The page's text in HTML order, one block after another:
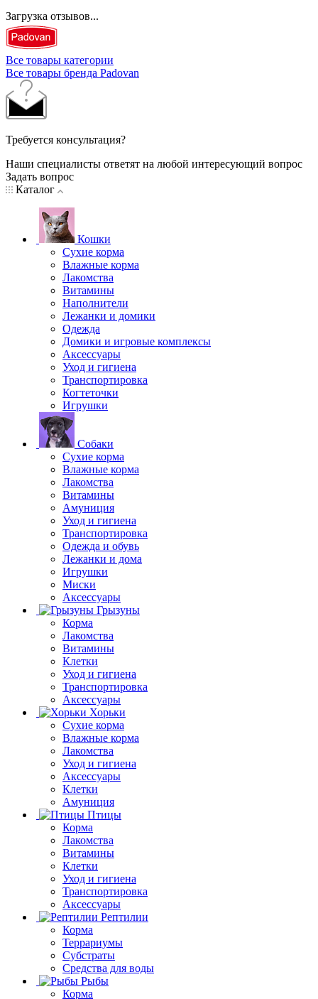
Загрузка отзывов...
Все товары категории
Все товары бренда Padovan
Требуется консультация?
Наши специалисты ответят на любой интересующий вопрос
Задать вопрос
Каталог
Кошки
Сухие корма
Влажные корма
Лакомства
Витамины
Наполнители
Лежанки и домики
Одежда
Домики и игровые комплексы
Аксессуары
Уход и гигиена
Транспортировка
Когтеточки
Игрушки
Собаки
Сухие корма
Влажные корма
Лакомства
Витамины
Амуниция
Уход и гигиена
Транспортировка
Одежда и обувь
Лежанки и дома
Игрушки
Миски
Аксессуары
Грызуны
Корма
Лакомства
Витамины
Клетки
Уход и гигиена
Транспортировка
Аксессуары
Хорьки
Сухие корма
Влажные корма
Лакомства
Уход и гигиена
Аксессуары
Клетки
Амуниция
Птицы
Корма
Лакомства
Витамины
Клетки
Уход и гигиена
Транспортировка
Аксессуары
Рептилии
Корма
Террариумы
Субстраты
Средства для воды
Рыбы
Корма